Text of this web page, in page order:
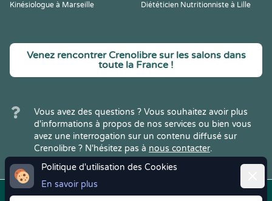
Politique d'utilisation des Cookies
En savoir plus
Kinésiologue à Marseille
Diététicien Nutritionniste à Lille
Venez rencontrer Crenolibre sur les salons dans
toute la France !
Vous avez des questions ? Vous souhaitez avoir plus
d'informations à propos de nos services ou bien vous
avez une interrogation sur un contenu diffusé sur
Crenolibre ? N'hésitez pas à nous contacter.
Copyright © 2022Crenolibre, tous Mentions | CGV | RGPD